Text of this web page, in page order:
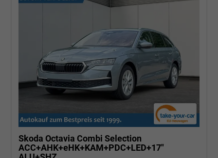
Skoda Octavia Combi Selection
ACC+AHK+eHK+KAM+PDC+LED+17"